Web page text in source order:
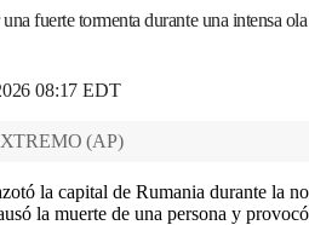
fuerte tormenta durante una intensa
08:17 EDT
(AP)
la capital de Rumania durante la
la muerte de una persona y